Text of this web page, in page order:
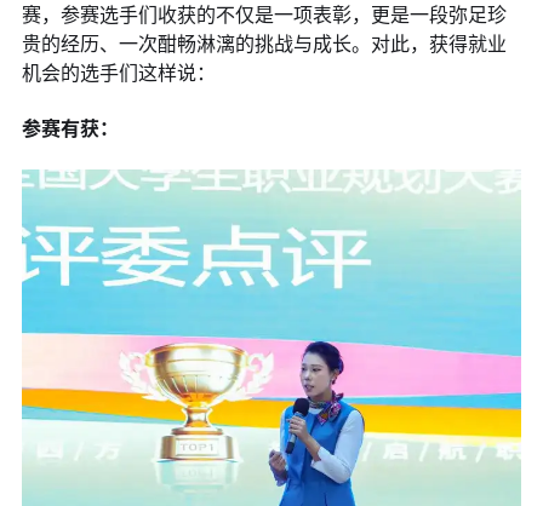
赛，参赛选手们收获的不仅是一项表彰，更是一段弥足珍
贵的经历、一次酣畅淋漓的挑战与成长。对此，获得就业
机会的选手们这样说：
参赛有获：